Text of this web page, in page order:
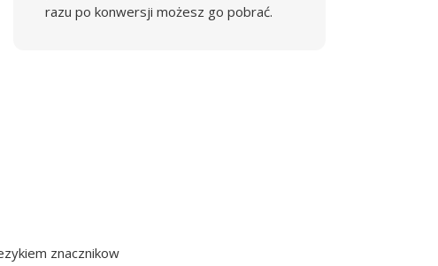
razu po konwersji możesz go pobrać.
znacznikow